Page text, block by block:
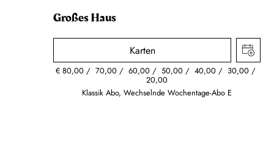
Großes Haus
Karten
€80,00 70,00 60,00 50,00 40,00 30,00
20,00
Klassik Abo, Wechselnde Wochentage-Abo E